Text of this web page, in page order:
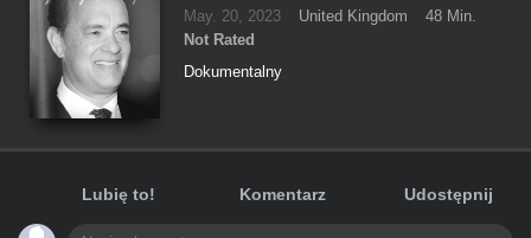
May. 20, 2023 United Kingdom
48 Min.
Not Rated
Dokumentalny
Lubię to! Komentarz Udostępnij